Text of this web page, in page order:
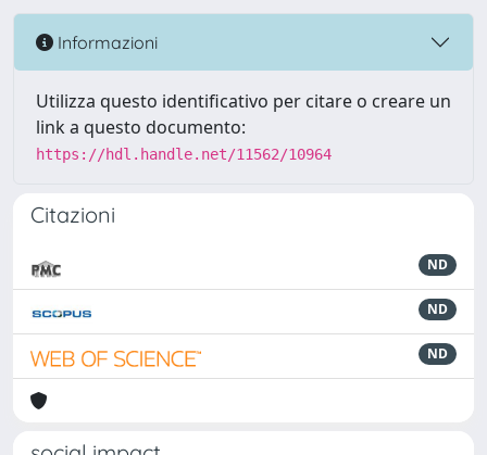
Informazioni
Utilizza questo identificativo per citare o creare un
link a questo documento:
https://hdl.handle.net/11562/10964
Citazioni
ND
ND
ND